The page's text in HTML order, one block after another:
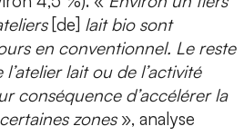
[de] lait bio sont
en conventionnel. Le reste
lait ou de l’activité
conséquence d’accélérer la
zones», analyse